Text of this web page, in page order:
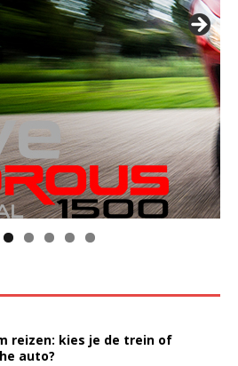
reizen: kies je de trein of
auto?